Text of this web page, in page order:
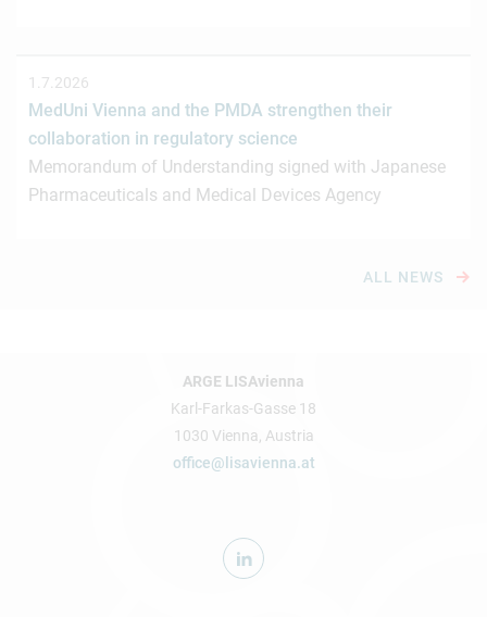
1.7.2026
MedUni Vienna and the PMDA strengthen their
collaboration in regulatory science
Memorandum of Understanding signed with Japanese
Pharmaceuticals and Medical Devices Agency
ALL NEWS
ARGE LISAvienna
Karl-Farkas-Gasse 18
1030 Vienna, Austria
office@lisavienna.at